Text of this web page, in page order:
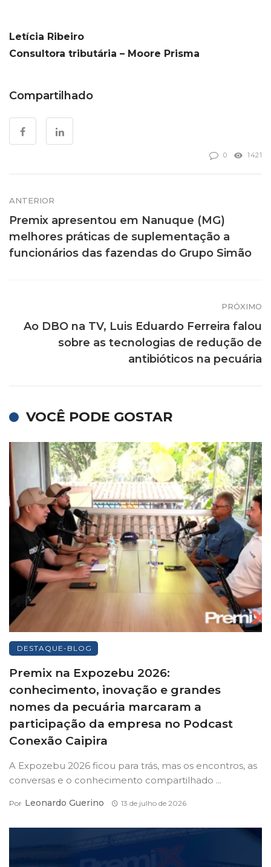
Letícia Ribeiro
Consultora tributária – Moore Prisma
Compartilhado
0 1421
ANTERIOR
Premix apresentou em Nanuque (MG)
melhores práticas de suplementação a
funcionários das fazendas do Grupo Simão
PRÓXIMO
Ao DBO na TV, Luis Eduardo Ferreira falou
sobre as tecnologias de redução de
antibióticos na pecuária
VOCÊ PODE GOSTAR
DESTAQUE-BLOG
Premix na Expozebu 2026:
conhecimento, inovação e grandes
nomes da pecuária marcaram a
participação da empresa no Podcast
Conexão Caipira
A Expozebu 2026 ficou para trás, mas os encontros, as
conversas e o conhecimento compartilhado ...
Por Leonardo Guerino 13 de julho de 2026